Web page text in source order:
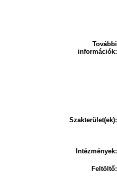
További
információk:
Szakterület(ek):
Intézmények:
Feltöltő: